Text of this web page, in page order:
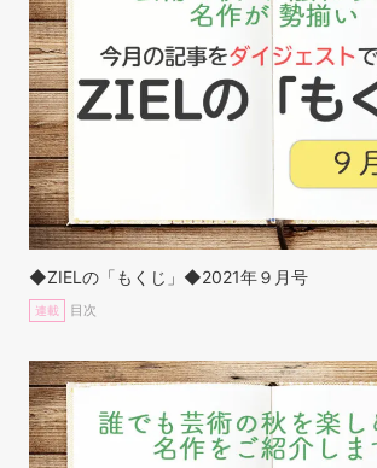
◆ZIELの「もくじ」◆2021年９月号
連載 目次